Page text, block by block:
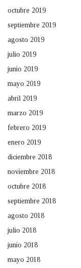
octubre 2019
septiembre 2019
agosto 2019
julio 2019
junio 2019
mayo 2019
abril 2019
marzo 2019
febrero 2019
enero 2019
diciembre 2018
noviembre 2018
octubre 2018
septiembre 2018
agosto 2018
julio 2018
junio 2018
mayo 2018